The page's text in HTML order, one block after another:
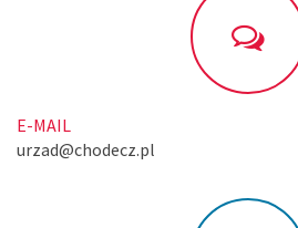
E-MAIL
urzad@chodecz.pl